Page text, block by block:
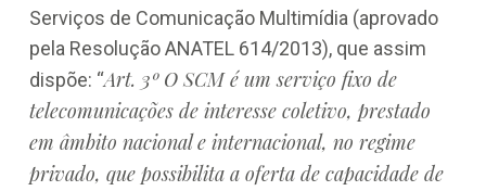
Serviços de Comunicação Multimídia (aprovado
pela Resolução ANATEL 614/2013), que assim
dispõe: “Art. 3º O SCM é um serviço fixo de
telecomunicações de interesse coletivo, prestado
em âmbito nacional e internacional, no regime
privado, que possibilita a oferta de capacidade de